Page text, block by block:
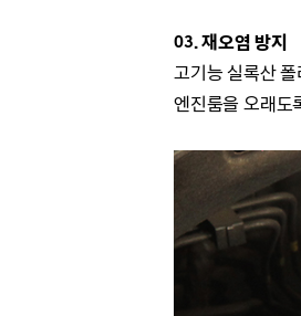
03. 재오염 방지
고기능 실록산
엔진룸을 오래도